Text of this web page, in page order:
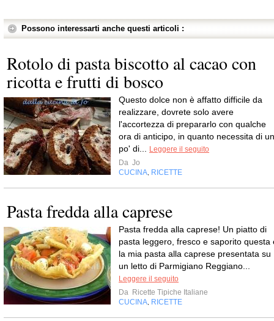
Possono interessarti anche questi articoli :
Rotolo di pasta biscotto al cacao con
ricotta e frutti di bosco
Questo dolce non è affatto difficile da
realizzare, dovrete solo avere
l'accortezza di prepararlo con qualche
ora di anticipo, in quanto necessita di un
po' di...
Leggere il seguito
Da Jo
CUCINA RICETTE
Pasta fredda alla caprese
Pasta fredda alla caprese! Un piatto di
pasta leggero, fresco e saporito questa
la mia pasta alla caprese presentata su
un letto di Parmigiano Reggiano...
Leggere il seguito
Da Ricette Tipiche Italiane
CUCINA RICETTE